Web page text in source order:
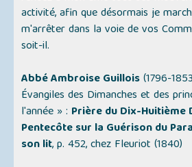
activité, afin que désormais je
m'arrêter dans la voie de vos
soit-il.
Abbé Ambroise Guillois(1796-
Évangiles des Dimanches et des
l'année »: Prière du Dix-Huitième
Pentecôte sur la Guérison du
son lit, p. 452, chez Fleuriot (1840)